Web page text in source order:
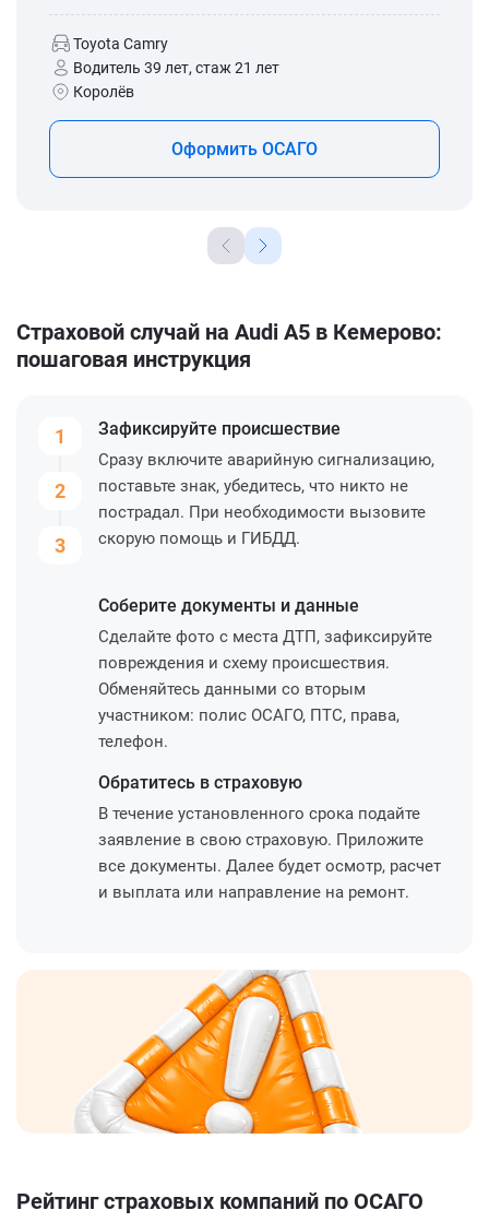
Toyota Camry
Водитель 39 лет, стаж 21 лет
Королёв
Оформить ОСАГО
Страховой случай на Audi A5 в Кемерово:
пошаговая инструкция
1
2
3
Зафиксируйте происшествие
Сразу включите аварийную сигнализацию,
поставьте знак, убедитесь, что никто не
пострадал. При необходимости вызовите
скорую помощь и ГИБДД.
Соберите документы и данные
Сделайте фото с места ДТП, зафиксируйте
повреждения и схему происшествия.
Обменяйтесь данными со вторым
участником: полис ОСАГО, ПТС, права,
телефон.
Обратитесь в страховую
В течение установленного срока подайте
заявление в свою страховую. Приложите
все документы. Далее будет осмотр, расчет
и выплата или направление на ремонт.
Рейтинг страховых компаний по ОСАГО